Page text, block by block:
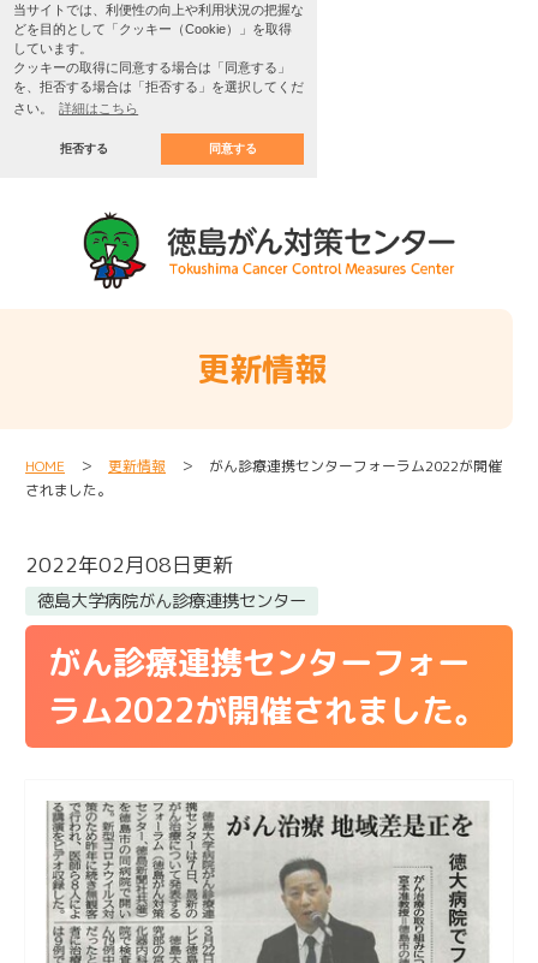
当サイトでは、利便性の向上や利用状況の把握な
どを目的として「クッキー（Cookie）」を取得
しています。
クッキーの取得に同意する場合は「同意する」
を、拒否する場合は「拒否する」を選択してくだ
さい。
詳細はこちら
拒否する 同意する
更新情報
HOME ＞ 更新情報 ＞ がん診療連携センターフォーラム2022が開催
されました。
2022年02月08日更新
徳島大学病院がん診療連携センター
がん診療連携センターフォー
ラム2022が開催されました。